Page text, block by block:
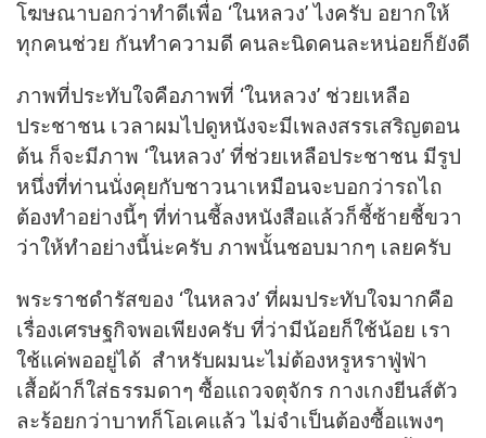
โฆษณาบอกว่าทำดีเพื่อ ‘ในหลวง’ ไงครับ อยากให้
ทุกคนช่วย กันทำความดี คนละนิดคนละหน่อยก็ยังดี
ภาพที่ประทับใจคือภาพที่ ‘ในหลวง’ ช่วยเหลือ
ประชาชน เวลาผมไปดูหนังจะมีเพลงสรรเสริญตอน
ต้น ก็จะมีภาพ ‘ในหลวง’ ที่ช่วยเหลือประชาชน มีรูป
หนึ่งที่ท่านนั่งคุยกับชาวนาเหมือนจะบอกว่ารถไถ
ต้องทำอย่างนี้ๆ ที่ท่านชี้ลงหนังสือแล้วก็ชี้ซ้ายชี้ขวา
ว่าให้ทำอย่างนี้น่ะครับ ภาพนั้นชอบมากๆ เลยครับ
พระราชดำรัสของ ‘ในหลวง’ ที่ผมประทับใจมากคือ
เรื่องเศรษฐกิจพอเพียงครับ ที่ว่ามีน้อยก็ใช้น้อย เรา
ใช้แค่พออยู่ได้ สำหรับผมนะไม่ต้องหรูหราฟู่ฟ่า
เสื้อผ้าก็ใส่ธรรมดาๆ ซื้อแถวจตุจักร กางเกงยีนส์ตัว
ละร้อยกว่าบาทก็โอเคแล้ว ไม่จำเป็นต้องซื้อแพงๆ